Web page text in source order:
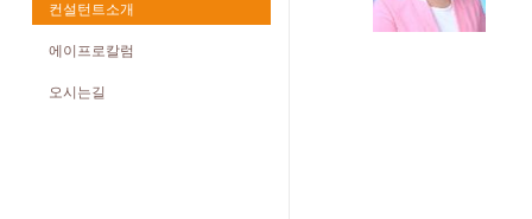
컨설턴트소개
에이프로칼럼
오시는길